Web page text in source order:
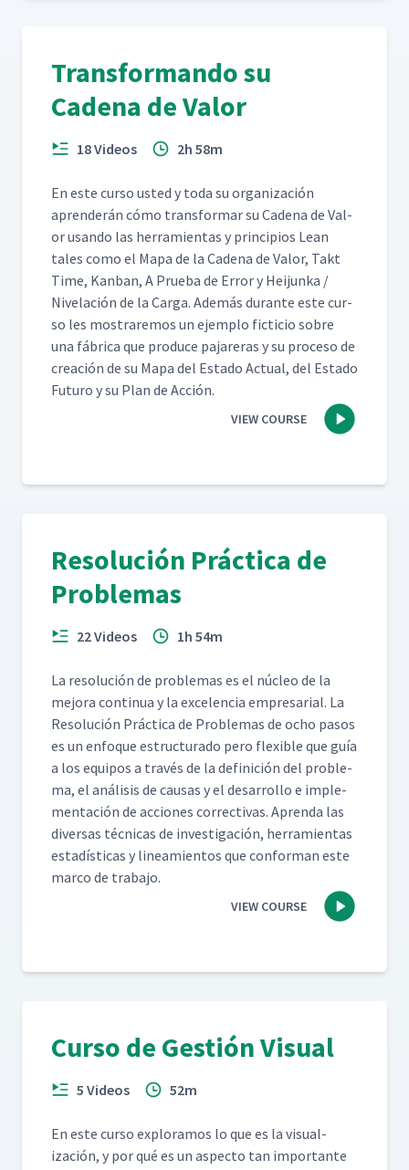
Transformando su
Cadena de Valor
18 Videos 2h 58m
En este cur­so ust­ed y toda su orga­ni­zación
apren­derán cómo trans­for­mar su Cade­na de Val­
or usan­do las her­ramien­tas y prin­ci­p­ios Lean
tales como el Mapa de la Cade­na de Val­or, Takt
Time, Kan­ban, A Prue­ba de Error y Hei­jun­ka /
Nivelación de la Car­ga. Además durante este cur­
so les mostraremos un ejem­p­lo fic­ti­cio sobre
una fábri­ca que pro­duce pajar­eras y su pro­ce­so de
creación de su Mapa del Esta­do Actu­al, del Esta­do
Futuro y su Plan de Acción.
VIEW COURSE
Resolución Práctica de
Problemas
22 Videos 1h 54m
La res­olu­ción de prob­le­mas es el núcleo de la
mejo­ra con­tin­ua y la exce­len­cia empre­sar­i­al. La
Res­olu­ción Prác­ti­ca de Prob­le­mas de ocho pasos
es un enfoque estruc­tura­do pero flex­i­ble que guía
a los equipos a través de la defini­ción del prob­le­
ma, el análi­sis de causas y el desar­rol­lo e imple­
mentación de acciones cor­rec­ti­vas. Apren­da las
diver­sas téc­ni­cas de inves­ti­gación, her­ramien­tas
estadís­ti­cas y lin­eamien­tos que con­for­man este
mar­co de trabajo.
VIEW COURSE
Curso de Gestión Visual
5 Videos 52m
En este cur­so explo­ramos lo que es la visu­al­
ización, y por qué es un aspec­to tan impor­tante